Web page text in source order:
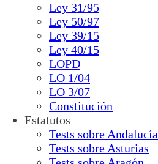
Ley 31/95
Ley 50/97
Ley 39/15
Ley 40/15
LOPD
LO 1/04
LO 3/07
Constitución
Estatutos
Tests sobre Andalucía
Tests sobre Asturias